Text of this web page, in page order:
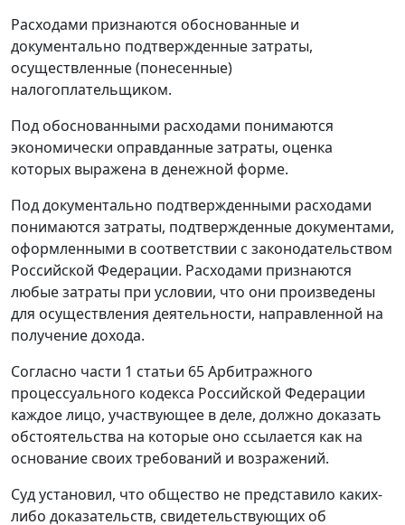
Расходами признаются обоснованные и
документально подтвержденные затраты,
осуществленные (понесенные)
налогоплательщиком.
Под обоснованными расходами понимаются
экономически оправданные затраты, оценка
которых выражена в денежной форме.
Под документально подтвержденными расходами
понимаются затраты, подтвержденные документами,
оформленными в соответствии с законодательством
Российской Федерации. Расходами признаются
любые затраты при условии, что они произведены
для осуществления деятельности, направленной на
получение дохода.
Согласно части 1 статьи 65Арбитражного
процессуального кодекса Российской Федерации
каждое лицо, участвующее в деле, должно доказать
обстоятельства на которые оно ссылается как на
основание своих требований и возражений.
Суд установил, что общество не представило каких-
либо доказательств, свидетельствующих об